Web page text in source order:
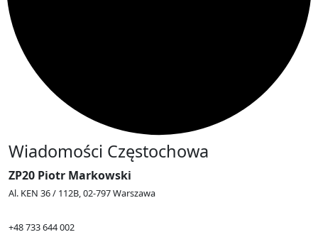
Wiadomości Częstochowa
ZP20 Piotr Markowski
Al. KEN 36 / 112B, 02-797 Warszawa
+48 733 644 002